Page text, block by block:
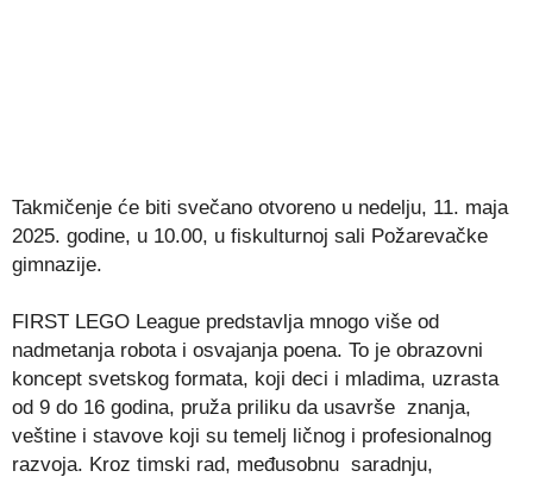
Takmičenje će biti svečano otvoreno u nedelju, 11. maja
2025. godine, u 10.00, u fiskulturnoj sali Požarevačke
gimnazije.
FIRST LEGO League predstavlja mnogo više od
nadmetanja robota i osvajanja poena. To je obrazovni
koncept svetskog formata, koji deci i mladima, uzrasta
od 9 do 16 godina, pruža priliku da usavrše znanja,
veštine i stavove koji su temelj ličnog i profesionalnog
razvoja. Kroz timski rad, međusobnu saradnju,